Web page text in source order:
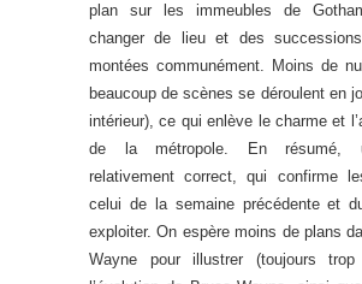
plan sur les immeubles de
changer de lieu et des
montées communément. Moins de
beaucoup de scènes se déroulent en
intérieur), ce qui enlève le charme et
de la métropole. En résumé,
relativement correct, qui confirme
celui de la semaine précédente et
exploiter. On espère moins de plans
Wayne pour illustrer (toujours trop